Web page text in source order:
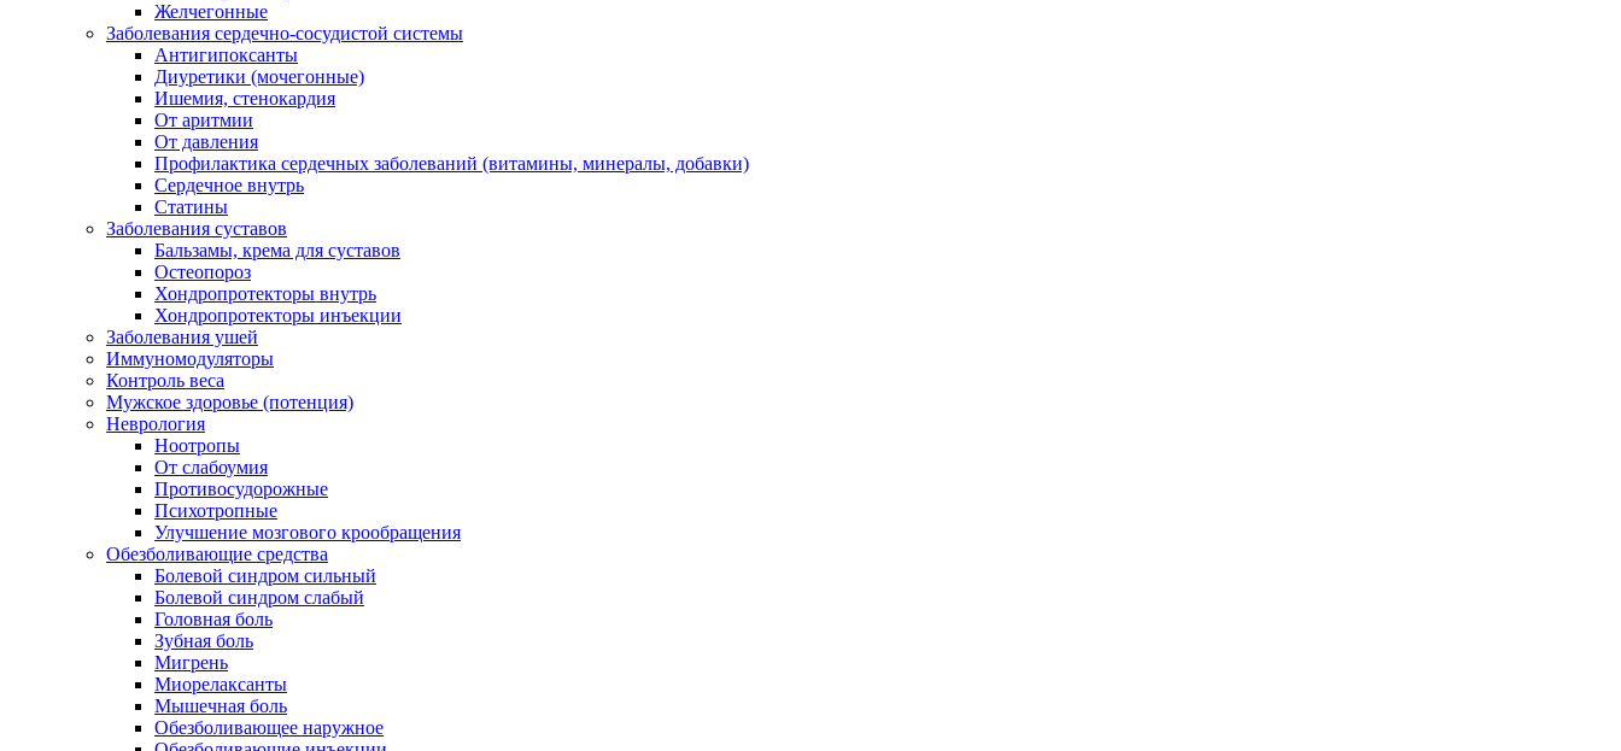
Желчегонные
Заболевания сердечно-сосудистой системы
Антигипоксанты
Диуретики (мочегонные)
Ишемия, стенокардия
От аритмии
От давления
Профилактика сердечных заболеваний (витамины, минералы, добавки)
Сердечное внутрь
Статины
Заболевания суставов
Бальзамы, крема для суставов
Остеопороз
Хондропротекторы внутрь
Хондропротекторы инъекции
Заболевания ушей
Иммуномодуляторы
Контроль веса
Мужское здоровье (потенция)
Неврология
Ноотропы
От слабоумия
Противосудорожные
Психотропные
Улучшение мозгового крообращения
Обезболивающие средства
Болевой синдром сильный
Болевой синдром слабый
Головная боль
Зубная боль
Мигрень
Миорелаксанты
Мышечная боль
Обезболивающее наружное